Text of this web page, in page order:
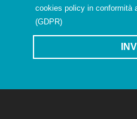
cookies policy in conformità
(GDPR)